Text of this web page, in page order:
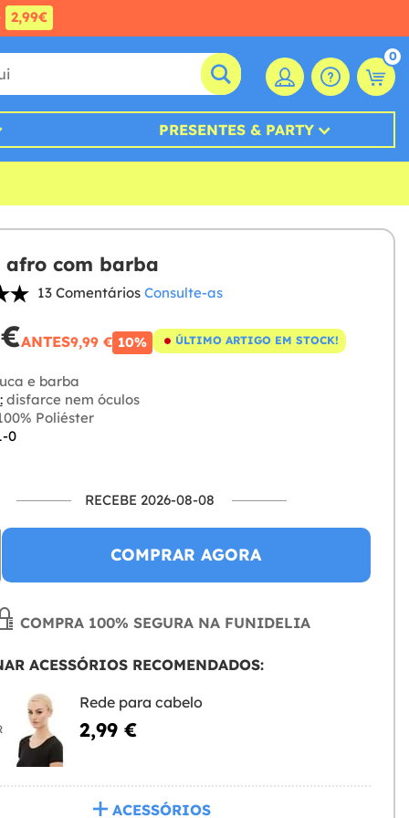
2,99€
0
PRESENTES & PARTY
afro com barba
13 Comentários Consulte-as
ANTES9,99 € 10% ÚLTIMO ARTIGO EM STOCK!
e barba
disfarce nem óculos
Poliéster
0
RECEBE 2026-08-08
COMPRAR AGORA
COMPRA 100% SEGURA NA FUNIDELIA
ACESSÓRIOS RECOMENDADOS:
Rede para cabelo
2,99 €
ACESSÓRIOS